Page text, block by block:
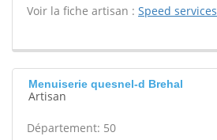
Voir la fiche artisan : Speed services
Menuiserie quesnel-d Brehal
Artisan
Département: 50